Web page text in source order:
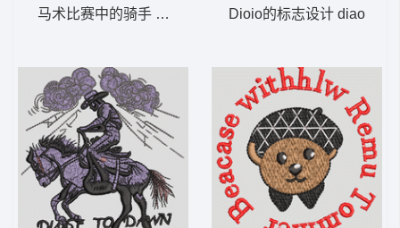
马术比赛中的骑手 西部牛仔 马 骑马 poloDioio的标志设计 diao